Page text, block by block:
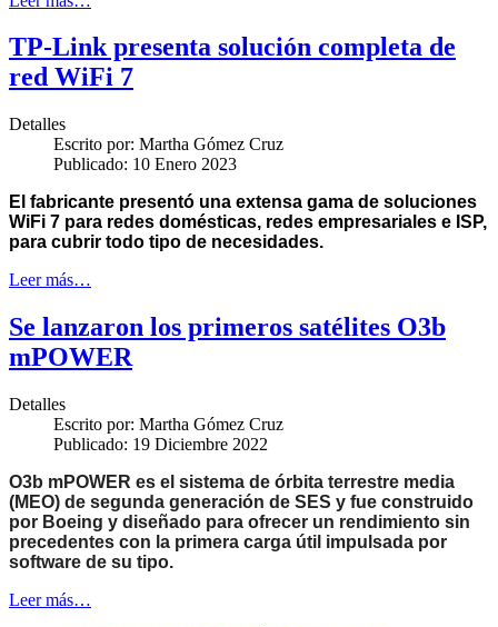
TP-Link presenta solución completa de
red WiFi 7
Detalles
Escrito por: Martha Gómez Cruz
Publicado: 10 Enero 2023
El fabricante presentó una extensa gama de soluciones
WiFi 7 para redes domésticas, redes empresariales e ISP,
para cubrir todo tipo de necesidades.
Leer más…
Se lanzaron los primeros satélites O3b
mPOWER
Detalles
Escrito por: Martha Gómez Cruz
Publicado: 19 Diciembre 2022
O3b mPOWER es el sistema de órbita terrestre media
(MEO) de segunda generación de SES y fue construido
por Boeing y diseñado para ofrecer un rendimiento sin
precedentes con la primera carga útil impulsada por
software de su tipo.
Leer más…